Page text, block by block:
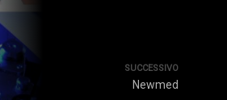
SUCCESSIVO
Newmed